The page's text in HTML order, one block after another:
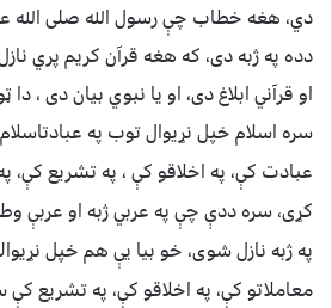
دي، هغه خطاب چې رسول الله صلی الله
دده په ژبه دی، که هغه قرآن کریم پري
او قرآني ابلاغ دی، او یا نبوي بیان دی ،
سره اسلام خپل نړیوال توب په عبادت
عبادت کې، په اخلاقو کې ، په تشریع
کړی، سره ددې چې په عربي ژبه او عربې
په ژبه نازل شوی، خو بیا یې هم خپل
معاملاتو کې، په اخلاقو کې، په تشریع کې